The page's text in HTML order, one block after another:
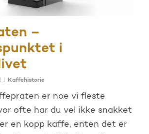
–
i
Kaffehistorie
er noe vi fleste
ofte har du vel ikke snakket
en kopp kaffe, enten det er